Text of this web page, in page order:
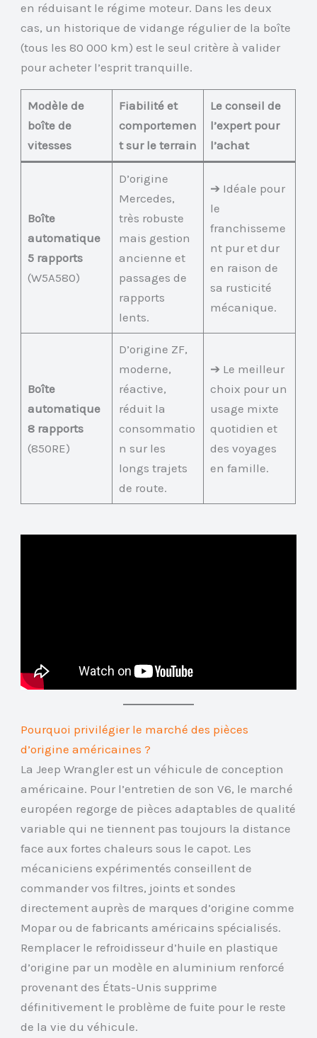
en réduisant le régime moteur. Dans les deux
cas, un historique de vidange régulier de la boîte
(tous les 80 000 km) est le seul critère à valider
pour acheter l’esprit tranquille.
Modèle de
boîte de
vitesses
Fiabilité et
comportemen
t sur le terrain
Le conseil de
l’expert pour
l’achat
Boîte
automatique
5 rapports
(W5A580)
D’origine
Mercedes,
très robuste
mais gestion
ancienne et
passages de
rapports
lents.
➔ Idéale pour
le
franchisseme
nt pur et dur
en raison de
sa rusticité
mécanique.
Boîte
automatique
8 rapports
(850RE)
D’origine ZF,
moderne,
réactive,
réduit la
consommatio
n sur les
longs trajets
de route.
➔ Le meilleur
choix pour un
usage mixte
quotidien et
des voyages
en famille.
Pourquoi privilégier le marché des pièces
d’origine américaines ?
La Jeep Wrangler est un véhicule de conception
américaine. Pour l’entretien de son V6, le marché
européen regorge de pièces adaptables de qualité
variable qui ne tiennent pas toujours la distance
face aux fortes chaleurs sous le capot. Les
mécaniciens expérimentés conseillent de
commander vos filtres, joints et sondes
directement auprès de marques d’origine comme
Mopar ou de fabricants américains spécialisés.
Remplacer le refroidisseur d’huile en plastique
d’origine par un modèle en aluminium renforcé
provenant des États-Unis supprime
définitivement le problème de fuite pour le reste
de la vie du véhicule.